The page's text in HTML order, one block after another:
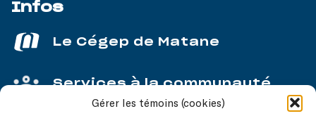
Gérer les témoins (cookies)
Infos
Le Cégep de Matane
Services à la communauté